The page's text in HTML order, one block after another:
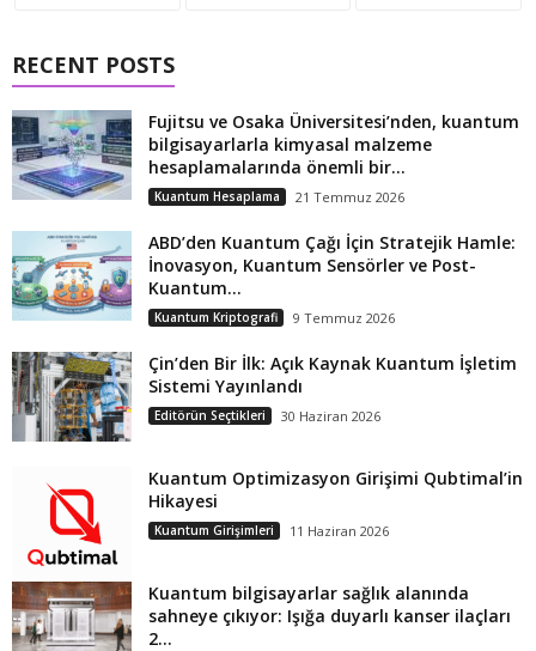
RECENT POSTS
Fujitsu ve Osaka Üniversitesi’nden, kuantum
bilgisayarlarla kimyasal malzeme
hesaplamalarında önemli bir...
Kuantum Hesaplama 21 Temmuz 2026
ABD’den Kuantum Çağı İçin Stratejik Hamle:
İnovasyon, Kuantum Sensörler ve Post-
Kuantum...
Kuantum Kriptografi 9 Temmuz 2026
Çin’den Bir İlk: Açık Kaynak Kuantum İşletim
Sistemi Yayınlandı
Editörün Seçtikleri 30 Haziran 2026
Kuantum Optimizasyon Girişimi Qubtimal’in
Hikayesi
Kuantum Girişimleri 11 Haziran 2026
Kuantum bilgisayarlar sağlık alanında
sahneye çıkıyor: Işığa duyarlı kanser ilaçları
2...